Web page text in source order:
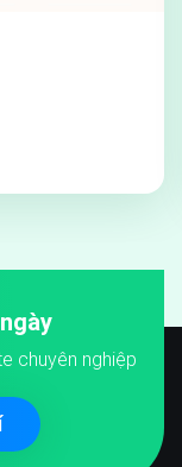
cần thiết việc xuất
chuyên nghiệp